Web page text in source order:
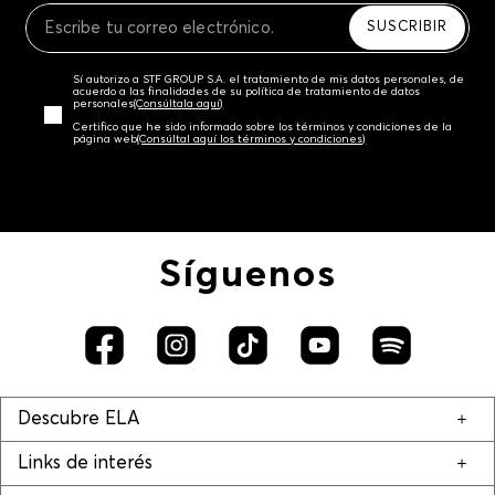
SUSCRIBIR
Sí autorizo a STF GROUP S.A. el tratamiento de mis datos personales, de
acuerdo a las finalidades de su política de tratamiento de datos
personales‎(Consúltala aquí)
Certifico que he sido informado sobre los términos y condiciones de la
página web‎(Consúltal aquí los términos y condiciones)
Síguenos
Descubre ELA
Links de interés